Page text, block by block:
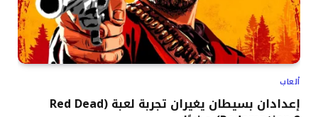
ألعاب
إعدادان بسيطان يغيران تجربة لعبة (Red Dead